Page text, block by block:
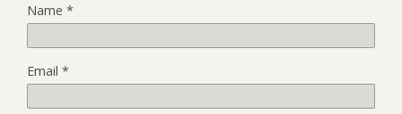
Name *
Email *